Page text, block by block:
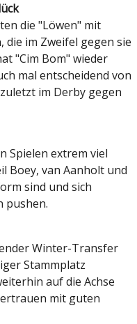
die "Löwen" mit
die im Zweifel gegen sie
"Cim Bom" wieder
mal entscheidend von
im Derby gegen
Spielen extrem viel
Boey, van Aanholt und
sind und sich
pushen.
Winter-Transfer
Stammplatz
auf die Achse
mit guten